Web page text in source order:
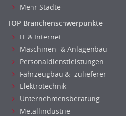
Mehr Städte
TOP Branchenschwerpunkte
IT & Internet
Maschinen- & Anlagenbau
Personaldienstleistungen
Fahrzeugbau & -zulieferer
Elektrotechnik
Unternehmensberatung
Metallindustrie